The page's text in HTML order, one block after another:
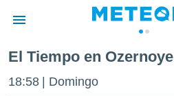
de
El Tiempo en Ozernoye
18:58 Domingo